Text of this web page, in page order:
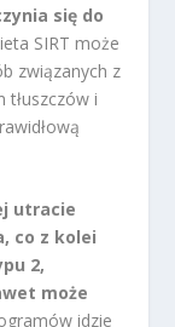
się do
SIRT może
związanych z
tłuszczów i
utracie
co z kolei
2,
może
idzie